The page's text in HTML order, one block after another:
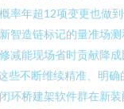
率年超12项变更也做
智造链标记的量准场
能现场省时贡献降成
些不断维续精准、明确
环桥建架软件群在新